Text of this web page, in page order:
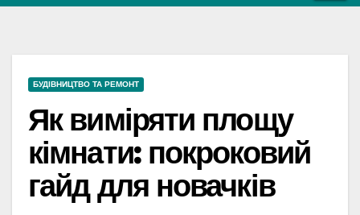
БУДІВНИЦТВО ТА РЕМОНТ
Як виміряти площу
кімнати: покроковий
гайд для новачків